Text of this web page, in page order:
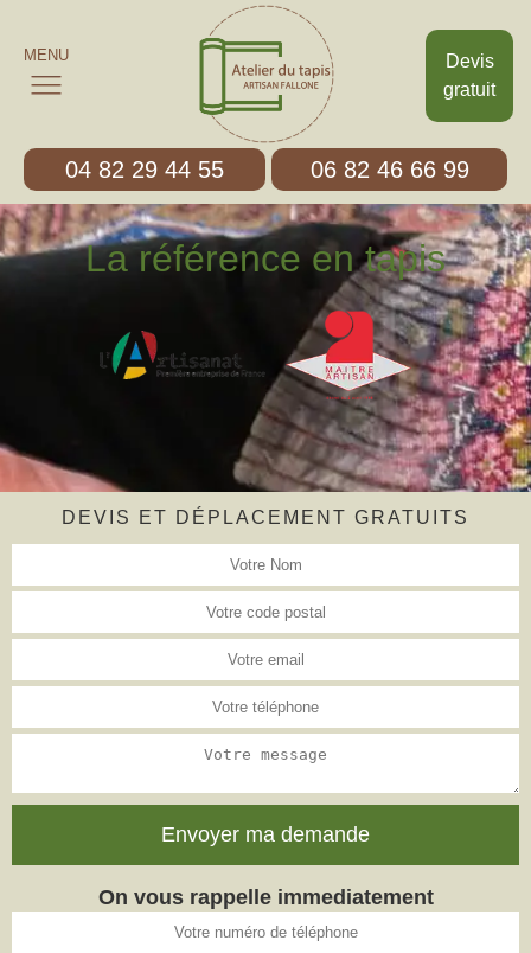
Devis
gratuit
MENU
04 82 29 44 55 06 82 46 66 99
La référence en tapis
DEVIS ET DÉPLACEMENT GRATUITS
On vous rappelle immediatement